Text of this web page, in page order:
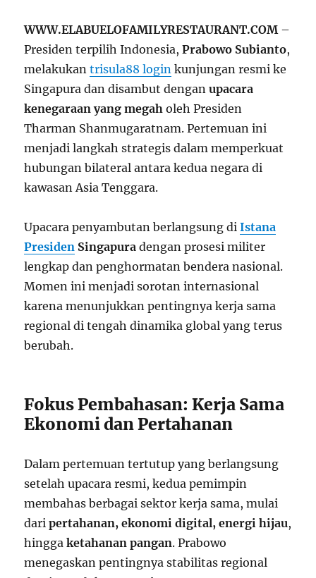
WWW.ELABUELOFAMILYRESTAURANT.COM–
Presiden terpilih Indonesia,Prabowo Subianto,
melakukantrisula88 login kunjungan resmi ke
Singapura dan disambut denganupacara
kenegaraan yang megah oleh Presiden
Tharman Shanmugaratnam. Pertemuan ini
menjadi langkah strategis dalam memperkuat
hubungan bilateral antara kedua negara di
kawasan Asia Tenggara.
Upacara penyambutan berlangsung diIstana
Presiden Singapura dengan prosesi militer
lengkap dan penghormatan bendera nasional.
Momen ini menjadi sorotan internasional
karena menunjukkan pentingnya kerja sama
regional di tengah dinamika global yang terus
berubah.
Fokus Pembahasan: Kerja Sama
Ekonomi dan Pertahanan
Dalam pertemuan tertutup yang berlangsung
setelah upacara resmi, kedua pemimpin
membahas berbagai sektor kerja sama, mulai
daripertahanan, ekonomi digital, energi hijau,
hinggaketahanan pangan. Prabowo
menegaskan pentingnya stabilitas regional